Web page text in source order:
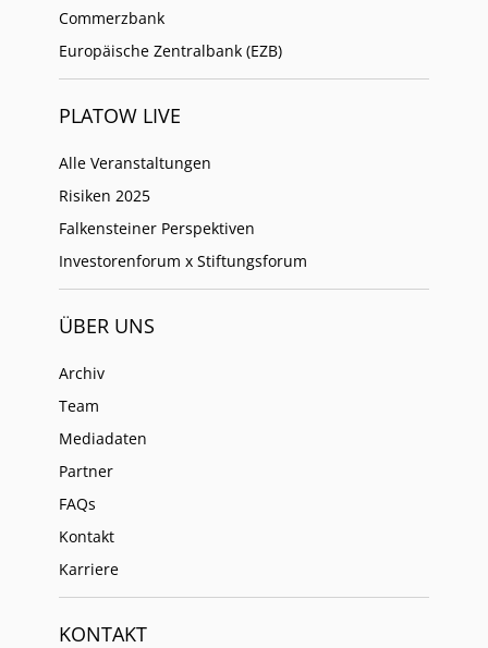
Commerzbank
Europäische Zentralbank (EZB)
PLATOW LIVE
Alle Veranstaltungen
Risiken 2025
Falkensteiner Perspektiven
Investorenforum x Stiftungsforum
ÜBER UNS
Archiv
Team
Mediadaten
Partner
FAQs
Kontakt
Karriere
KONTAKT